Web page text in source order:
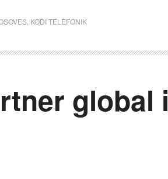
KODI TELEFONIK
global i